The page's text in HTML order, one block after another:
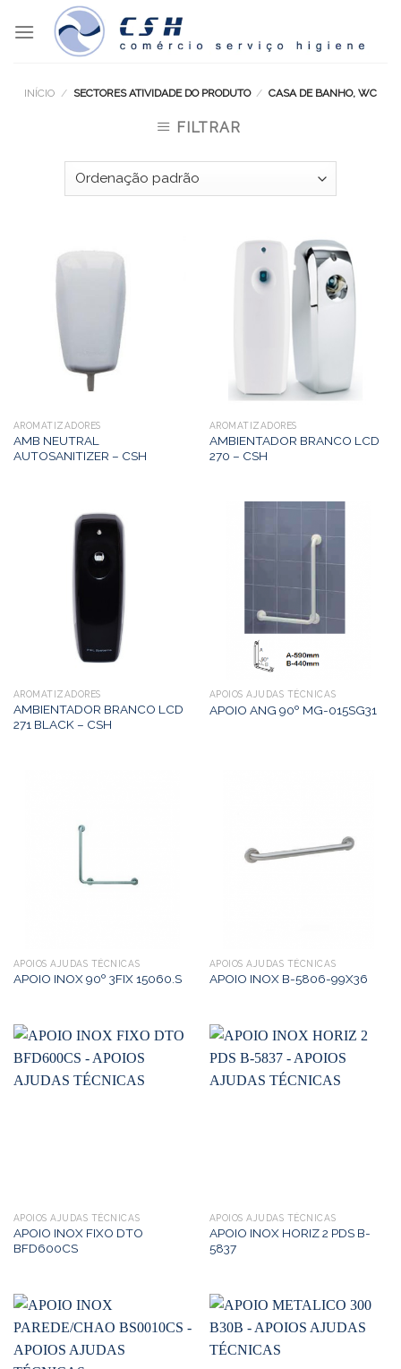
INÍCIO / SECTORES ATIVIDADE DO PRODUTO / CASA DE BANHO, WC
FILTRAR
AROMATIZADORES
AMB NEUTRAL
AUTOSANITIZER – CSH
AROMATIZADORES
AMBIENTADOR BRANCO LCD
270 – CSH
AROMATIZADORES
AMBIENTADOR BRANCO LCD
271 BLACK – CSH
APOIOS AJUDAS TÉCNICAS
APOIO ANG 90º MG-015SG31
APOIOS AJUDAS TÉCNICAS
APOIO INOX 90º 3FIX 15060.S
APOIOS AJUDAS TÉCNICAS
APOIO INOX B-5806-99X36
APOIOS AJUDAS TÉCNICAS
APOIO INOX FIXO DTO
BFD600CS
APOIOS AJUDAS TÉCNICAS
APOIO INOX HORIZ 2 PDS B-
5837